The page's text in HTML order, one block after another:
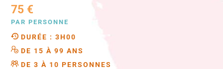
75 €
PAR PERSONNE
DURÉE : 3H00
DE 15 À 99 ANS
DE 3 À 10 PERSONNES